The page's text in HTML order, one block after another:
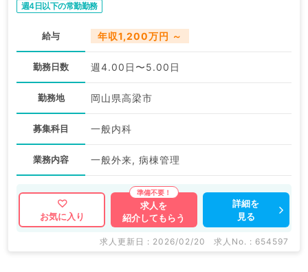
週4日以下の常勤勤務
給与 年収1,200万円 ～
勤務日数 週4.00日〜5.00日
勤務地 岡山県高梁市
募集科目 一般内科
業務内容 一般外来, 病棟管理
お気に入り
求人を
紹介してもらう
詳細を
見る
求人更新日 : 2026/02/20 求人No. : 654597